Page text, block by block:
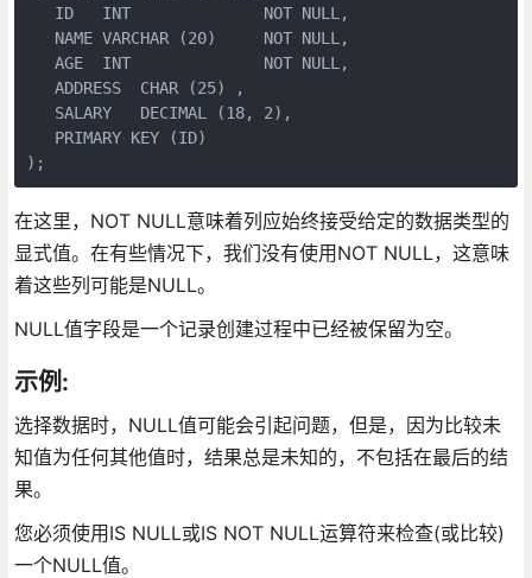
   ID   INT              NOT NULL,
   NAME VARCHAR (20)     NOT NULL,
   AGE  INT              NOT NULL,
   ADDRESS  CHAR (25) ,
   SALARY   DECIMAL (18, 2),
   PRIMARY KEY (ID)
);
在这里，NOT NULL意味着列应始终接受给定的数据类型的
显式值。在有些情况下，我们没有使用NOT NULL，这意味
着这些列可能是NULL。
NULL值字段是一个记录创建过程中已经被保留为空。
示例:
选择数据时，NULL值可能会引起问题，但是，因为比较未
知值为任何其他值时，结果总是未知的，不包括在最后的结
果。
您必须使用IS NULL或IS NOT NULL运算符来检查(或比较)
一个NULL值。